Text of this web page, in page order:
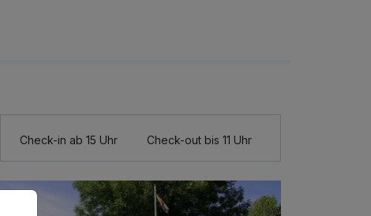
Check-in ab 15 Uhr Check-out bis 11 Uhr